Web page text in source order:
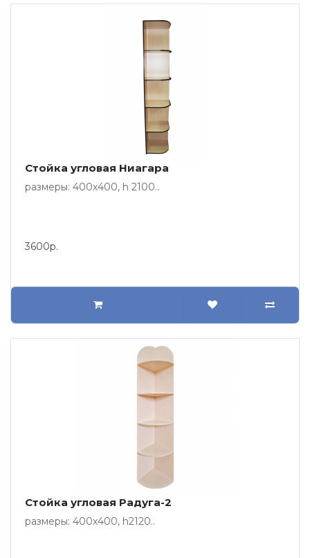
Стойка угловая Ниагара
размеры: 400х400, h 2100..
3600р.
Стойка угловая Радуга-2
размеры: 400х400, h2120..